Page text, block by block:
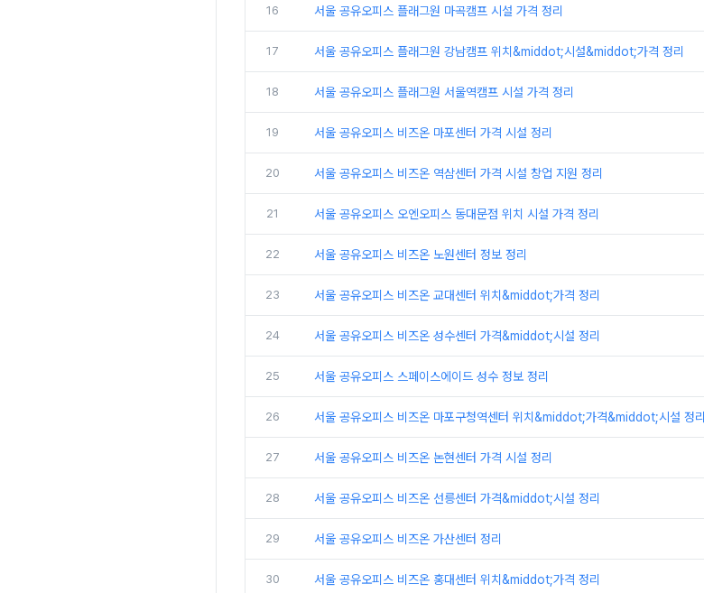
16 서울 공유오피스 플래그원 마곡캠프 시설 가격 정리
17 서울 공유오피스 플래그원 강남캠프 위치&middot;시설&middot;가격 정리
18 서울 공유오피스 플래그원 서울역캠프 시설 가격 정리
19 서울 공유오피스 비즈온 마포센터 가격 시설 정리
20 서울 공유오피스 비즈온 역삼센터 가격 시설 창업 지원 정리
21 서울 공유오피스 오엔오피스 동대문점 위치 시설 가격 정리
22 서울 공유오피스 비즈온 노원센터 정보 정리
23 서울 공유오피스 비즈온 교대센터 위치&middot;가격 정리
24 서울 공유오피스 비즈온 성수센터 가격&middot;시설 정리
25 서울 공유오피스 스페이스에이드 성수 정보 정리
26 서울 공유오피스 비즈온 마포구청역센터 위치&middot;가격&middot;시설 정리
27 서울 공유오피스 비즈온 논현센터 가격 시설 정리
28 서울 공유오피스 비즈온 선릉센터 가격&middot;시설 정리
29 서울 공유오피스 비즈온 가산센터 정리
30 서울 공유오피스 비즈온 홍대센터 위치&middot;가격 정리